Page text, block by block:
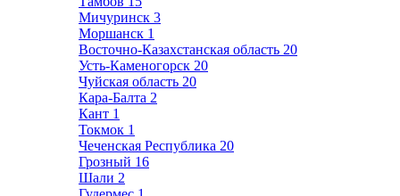
Мичуринск 3
Моршанск 1
Восточно-Казахстанская область 20
Усть-Каменогорск 20
Чуйская область 20
Кара-Балта 2
Кант 1
Токмок 1
Чеченская Республика 20
Грозный 16
Шали 2